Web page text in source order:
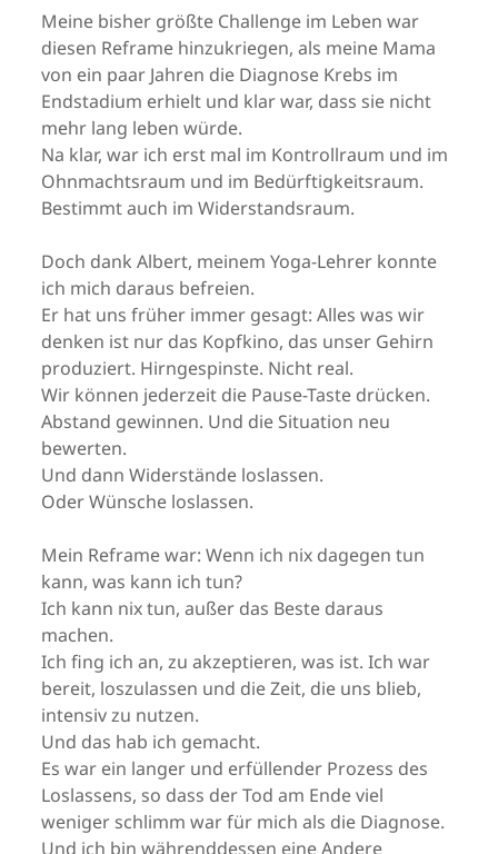
Meine bisher größte Challenge im Leben war
diesen Reframe hinzukriegen, als meine Mama
von ein paar Jahren die Diagnose Krebs im
Endstadium erhielt und klar war, dass sie nicht
mehr lang leben würde.
Na klar, war ich erst mal im Kontrollraum und im
Ohnmachtsraum und im Bedürftigkeitsraum.
Bestimmt auch im Widerstandsraum.
Doch dank Albert, meinem Yoga-Lehrer konnte
ich mich daraus befreien.
Er hat uns früher immer gesagt: Alles was wir
denken ist nur das Kopfkino, das unser Gehirn
produziert. Hirngespinste. Nicht real.
Wir können jederzeit die Pause-Taste drücken.
Abstand gewinnen. Und die Situation neu
bewerten.
Und dann Widerstände loslassen.
Oder Wünsche loslassen.
Mein Reframe war: Wenn ich nix dagegen tun
kann, was kann ich tun?
Ich kann nix tun, außer das Beste daraus
machen.
Ich fing ich an, zu akzeptieren, was ist. Ich war
bereit, loszulassen und die Zeit, die uns blieb,
intensiv zu nutzen.
Und das hab ich gemacht.
Es war ein langer und erfüllender Prozess des
Loslassens, so dass der Tod am Ende viel
weniger schlimm war für mich als die Diagnose.
Und ich bin währenddessen eine Andere